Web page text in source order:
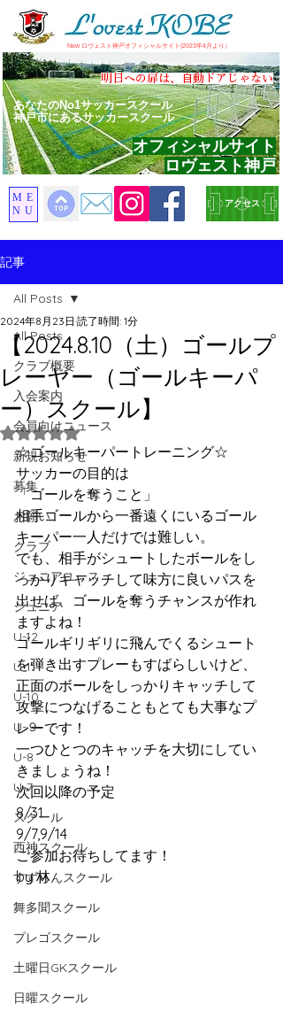
​New ロヴェスト神戸オフィシャルサイト(2023年4月より）
​明日への扉は、自動ドアじゃない
あなたのNo1サッカースクール
神戸市にあるサッカースクール
アクセス
オフィシャルサイト
ロヴェスト神戸
ME
NU
記事
All Posts
クラブ概要
入会案内
会員向けニュース
新規お知らせ
募集
お願い
クラブ
ジュニアユース
ジュニア
U-12
U-11
U-10
U-９
U-8
U-7
スクール
西神スクール
すずらんスクール
舞多聞スクール
プレゴスクール
土曜日GKスクール
日曜スクール
All Posts
【2024.8.10（土）ゴールプ
レーヤー（ゴールキーパ
ー）スクール】
2024年8月23日 読了時間: 1分
5つ星のうちNaNと評価されています。
☆ゴールキーパートレーニング☆
サッカーの目的は
「ゴールを奪うこと」
相手ゴールから一番遠くにいるゴール
キーパー一人だけでは難しい。
でも、相手がシュートしたボールをし
っかりキャッチして味方に良いパスを
出せば、ゴールを奪うチャンスが作れ
ますよね！
ゴールギリギリに飛んでくるシュート
を弾き出すプレーもすばらしいけど、
正面のボールをしっかりキャッチして
攻撃につなげることもとても大事なプ
レーです！
一つひとつのキャッチを大切にしてい
きましょうね！
次回以降の予定
8/31
9/7,9/14
ご参加お待ちしてます！
by 林